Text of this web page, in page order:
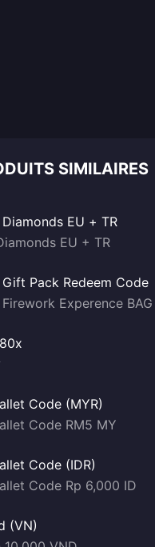
SIMILAIRES
EU + TR
EU + TR
Pack Redeem Code
Experence BAG
Code (MYR)
Code RM5 MY
Code (IDR)
Code Rp 6,000 ID
(VN)